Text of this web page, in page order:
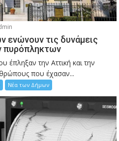
ενώνουν τις δυνάμεις
πυρόπληκτων
έπληξαν την Αττική και την
που έχασαν...
Νέα των Δήμων